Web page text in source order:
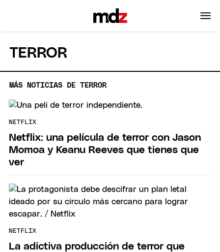
TERROR
MÁS NOTICIAS DE TERROR
NETFLIX
Netflix: una película de terror con Jason
Momoa y Keanu Reeves que tienes que
ver
NETFLIX
La adictiva producción de terror que